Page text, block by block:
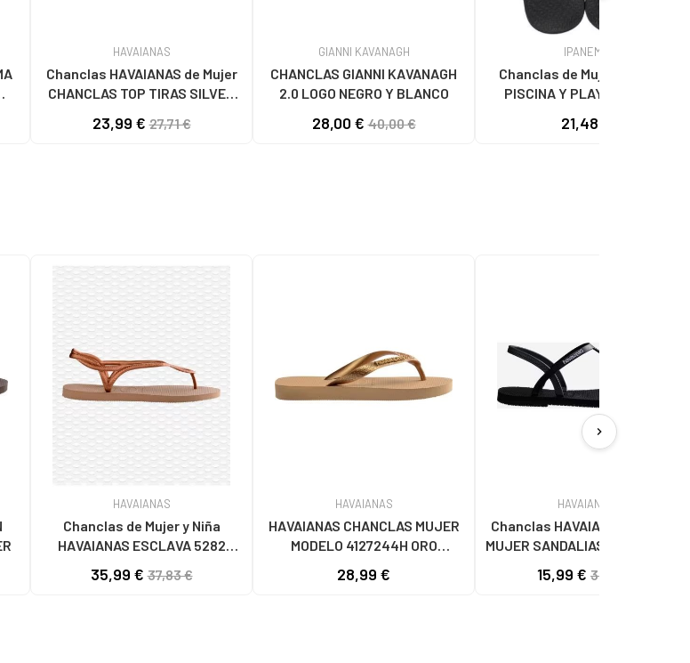
HAVAIANAS
Chanclas HAVAIANAS de Mujer
CHANCLAS TOP TIRAS SILVER
23,99 €27,71 €
GIANNI KAVANAGH
CHANCLAS GIANNI KAVANAGH
2.0 LOGO NEGRO Y BLANCO
28,00 €40,00 €
IPANEMA
Chanclas de Mujer IPANEMA
PISCINA Y PLAYA NEGRO Y
21,48 €
HAVAIANAS
Chanclas de Mujer y Niña
HAVAIANAS ESCLAVA 5282
COLORES
35,99 €37,83 €
HAVAIANAS
HAVAIANAS CHANCLAS MUJER
MODELO 4127244H ORO
28,99 €
HAVAIANAS
Chanclas HAVAIANAS de Mujer
MUJER SANDALIAS YOU PARATY
15,99 € 31,99 €
chevron_right